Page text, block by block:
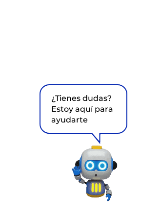
¿Tienes dudas?
Estoy aquí para
ayudarte